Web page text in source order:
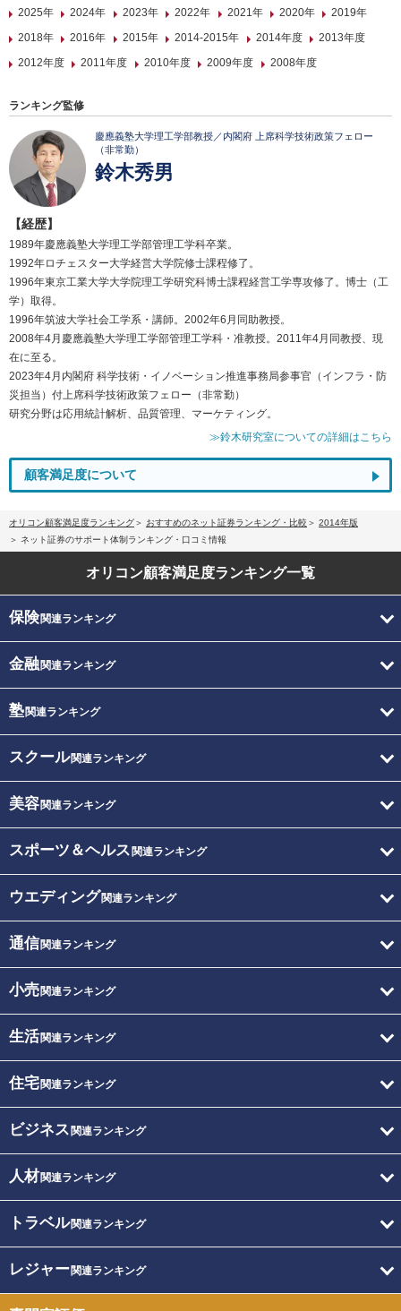
2025年
2024年 2023年 2022年 2021年 2020年
2019年
2018年
2016年 2015年 2014-2015年 2014年度
2013年度
2012年度
2011年度 2010年度 2009年度 2008年度
ランキング監修
慶應義塾大学理工学部教授／内閣府 上席科学技術政策フェロー
（非常勤）
鈴木秀男
【経歴】
1989年慶應義塾大学理工学部管理工学科卒業。
1992年ロチェスター大学経営大学院修士課程修了。
1996年東京工業大学大学院理工学研究科博士課程経営工学専攻修了。博士（工
学）取得。
1996年筑波大学社会工学系・講師。2002年6月同助教授。
2008年4月慶應義塾大学理工学部管理工学科・准教授。2011年4月同教授、現
在に至る。
2023年4月内閣府 科学技術・イノベーション推進事務局参事官（インフラ・防
災担当）付上席科学技術政策フェロー（非常勤）
研究分野は応用統計解析、品質管理、マーケティング。
≫鈴木研究室についての詳細はこちら
顧客満足度について
オリコン顧客満足度ランキング おすすめのネット証券ランキング・比較
2014年版
ネット証券のサポート体制ランキング・口コミ情報
オリコン顧客満足度ランキング一覧
保険関連ランキング
金融関連ランキング
塾関連ランキング
スクール関連ランキング
美容関連ランキング
スポーツ＆ヘルス 関連ランキング
ウエディング関連ランキング
通信関連ランキング
小売関連ランキング
生活関連ランキング
住宅関連ランキング
ビジネス 関連ランキング
人材関連ランキング
トラベル関連ランキング
レジャー関連ランキング